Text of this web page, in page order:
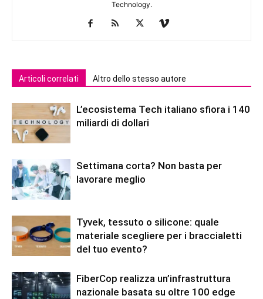
Technology.
Articoli correlati Altro dello stesso autore
L’ecosistema Tech italiano sfiora i 140
miliardi di dollari
Settimana corta? Non basta per
lavorare meglio
Tyvek, tessuto o silicone: quale
materiale scegliere per i braccialetti
del tuo evento?
FiberCop realizza un’infrastruttura
nazionale basata su oltre 100 edge